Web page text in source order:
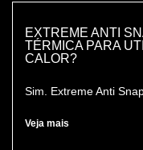
EXTREME ANTI
TÉRMICA PARA
CALOR?
Sim. Extreme Anti
Veja mais